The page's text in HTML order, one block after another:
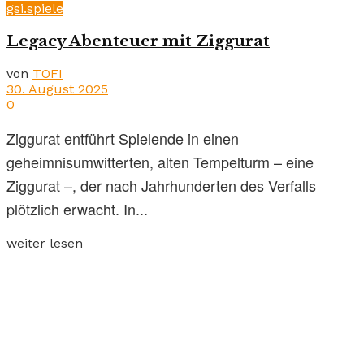
gsi.spiele
Legacy Abenteuer mit Ziggurat
von TOFI
30. August 2025
0
Ziggurat entführt Spielende in einen
geheimnisumwitterten, alten Tempelturm – eine
Ziggurat –, der nach Jahrhunderten des Verfalls
plötzlich erwacht. In...
weiter lesen